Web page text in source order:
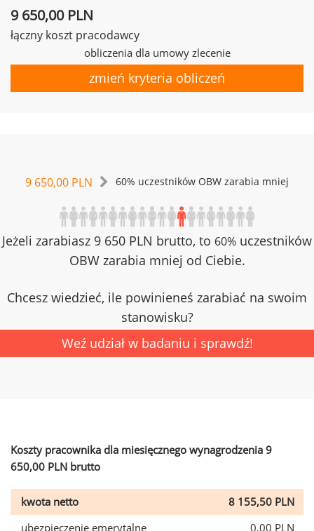
9 650,00 PLN
łączny koszt pracodawcy
obliczenia dla umowy zlecenie
zmień kryteria obliczeń
9 650,00 PLN 60% uczestników OBW zarabia mniej
Jeżeli zarabiasz 9 650 PLN brutto, to 60% uczestników
OBW zarabia mniej od Ciebie.
Chcesz wiedzieć, ile powinieneś zarabiać na swoim
stanowisku?
Weź udział w badaniu i sprawdź!
Koszty pracownika dla miesięcznego wynagrodzenia 9
650,00 PLN brutto
kwota netto
8 155,50 PLN
ubezpieczenie emerytalne
0,00 PLN